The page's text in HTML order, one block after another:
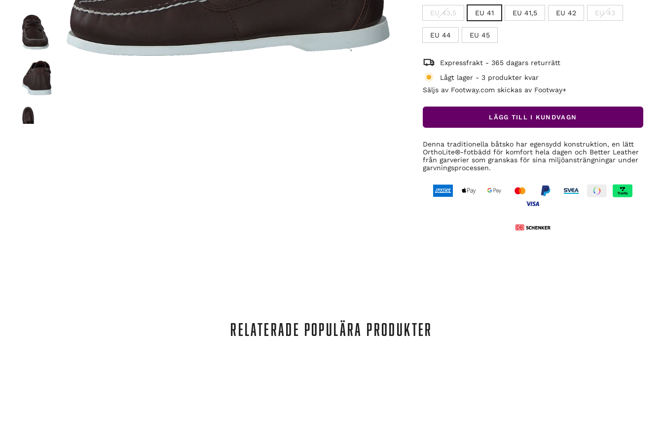
EU 43,5 EU 41 EU 41,5 EU 42 EU 43
EU 44 EU 45
Expressfrakt - 365 dagars returrätt
Lågt lager - 3 produkter kvar
Säljs av Footway.com skickas av Footway+
LÄGG TILL I KUNDVAGN
Denna traditionella båtsko har egensydd konstruktion, en lätt
OrthoLite®-fotbädd för komfort hela dagen och Better Leather
från garverier som granskas för sina miljöansträngningar under
garvningsprocessen.
RELATERADE POPULÄRA PRODUKTER